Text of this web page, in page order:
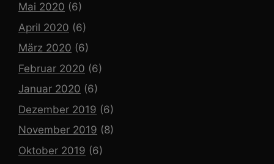
Mai 2020 (6)
April 2020 (6)
März 2020 (6)
Februar 2020 (6)
Januar 2020 (6)
Dezember 2019 (6)
November 2019 (8)
Oktober 2019 (6)